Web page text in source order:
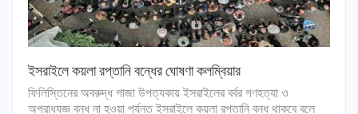
ইসরাইলে কয়লা রপ্তানি বন্ধের ঘোষণা কলম্বিয়ার
ফিলিস্তিনের অবরুদ্ধ গাজা উপত্যকায় ইসরাইলের বর্বর গণহত্যা ও
অপরাধযজ্ঞ বন্ধ না হওয়া পর্যন্ত ইসরাইলে কয়লা রপ্তানি বন্ধ থাকবে বলে